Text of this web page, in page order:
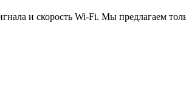
и скорость Wi-Fi. Мы предлагаем